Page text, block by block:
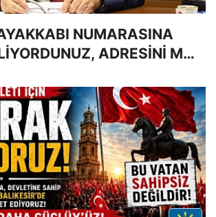
NUMARASINA
ADRESİNİ Mİ